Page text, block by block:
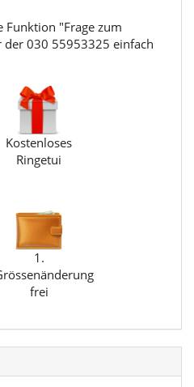
Funktion "Frage zum
030 55953325 einfach
Kostenloses
Ringetui
1.
frei